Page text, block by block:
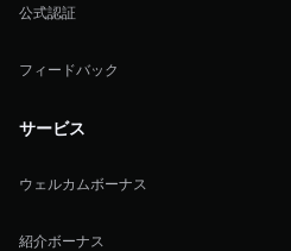
公式認証
フィードバック
サービス
ウェルカムボーナス
紹介ボーナス